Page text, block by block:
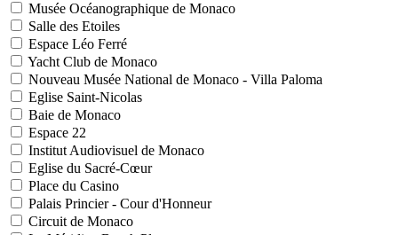
Musée Océanographique de Monaco
Salle des Etoiles
Espace Léo Ferré
Yacht Club de Monaco
Nouveau Musée National de Monaco - Villa Paloma
Eglise Saint-Nicolas
Baie de Monaco
Espace 22
Institut Audiovisuel de Monaco
Eglise du Sacré-Cœur
Place du Casino
Palais Princier - Cour d'Honneur
Circuit de Monaco